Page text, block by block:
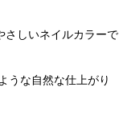
さしいネイルカラーで
うな自然な仕上がり